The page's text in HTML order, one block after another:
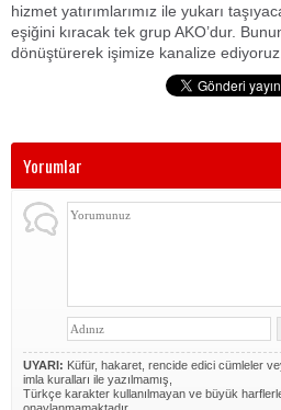
hizmet yatırımlarımız ile yukarı
eşiğini kıracak tek grup AKO’dur.
dönüştürerek işimize kanalize
Yorumlar
UYARI: Küfür, hakaret, rencide edici cümleler
imla kuralları ile yazılmamış,
Türkçe karakter kullanılmayan ve büyük